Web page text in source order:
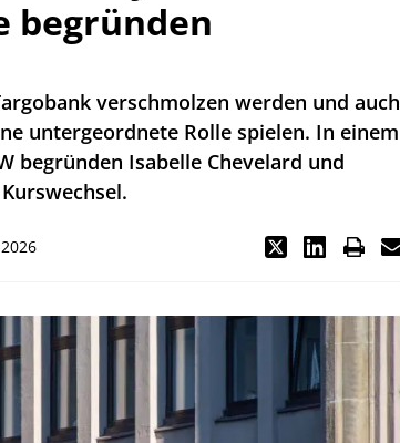
begründen
verschmolzen werden und auch
untergeordnete Rolle spielen. In einem
begründen Isabelle Chevelard und